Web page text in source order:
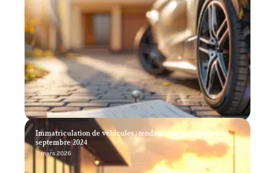
Immatriculation de véhicules : tendances et statistiques de
septembre 2024
11 mars 2026